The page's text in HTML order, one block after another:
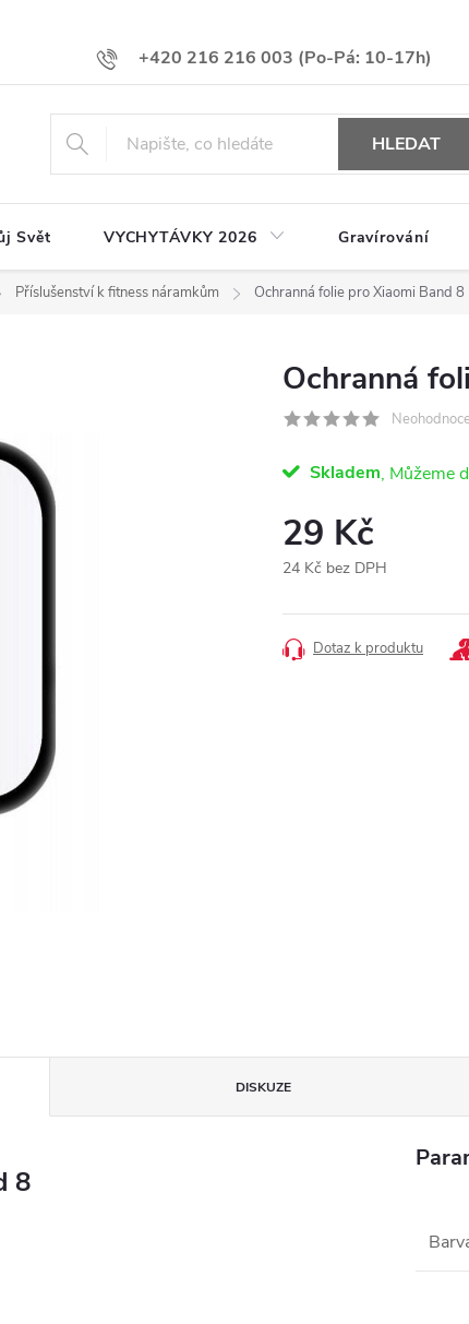
+420 216 216 003
HLEDAT
Svět VYCHYTÁVKY 2026 Gravírování
Příslušenství k fitness náramkům Ochranná folie pro Xiaomi Band 8
Ochranná
Skladem
29 Kč
24 Kč bez DPH
cena:
Dotaz k produktu
DISKUZE
8